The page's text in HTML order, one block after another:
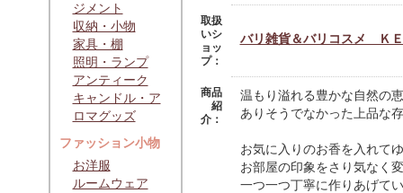
ジメント
収納・小物
家具・棚
照明・ランプ
アンティーク
キャンドル・ア
ロマグッズ
ファッション小物
お洋服
ルームウェア
取扱
いシ
ョッ
プ：
バリ雑貨＆バリコスメ Ｋ
商品
紹
介：
温もり溢れる豊かな自然の
ありそうでなかった上品な
お気に入りのお香を入れて
お部屋の印象をさり気なく
一つ一つ丁寧に作りあげて